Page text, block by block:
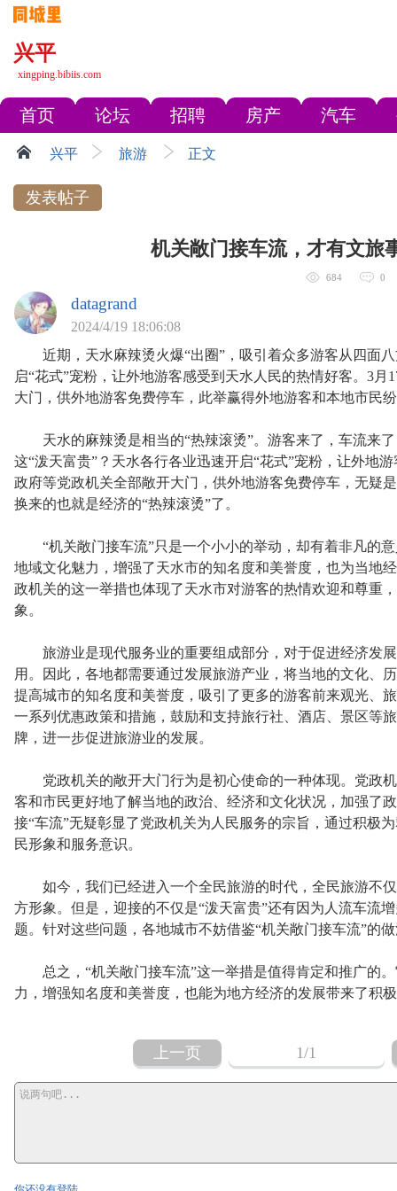
兴平
xingping.bibiis.com
首页 论坛 招聘 房产 汽车
兴平 旅游 正文
发表帖子
机关敞门接车流，才有文旅
684 0
datagrand
2024/4/19 18:06:08
近期，天水麻辣烫火爆“出圈”，吸引着众多游客从四面八
启“花式”宠粉，让外地游客感受到天水人民的热情好客。3
大门，供外地游客免费停车，此举赢得外地游客和本地市民
天水的麻辣烫是相当的“热辣滚烫”。游客来了，车流来了
这“泼天富贵”？天水各行各业迅速开启“花式”宠粉，让外地
政府等党政机关全部敞开大门，供外地游客免费停车，无疑
换来的也就是经济的“热辣滚烫”了。
“机关敞门接车流”只是一个小小的举动，却有着非凡的意
地域文化魅力，增强了天水市的知名度和美誉度，也为当地
政机关的这一举措也体现了天水市对游客的热情欢迎和尊重
象。
旅游业是现代服务业的重要组成部分，对于促进经济发
用。因此，各地都需要通过发展旅游产业，将当地的文化、
提高城市的知名度和美誉度，吸引了更多的游客前来观光、
一系列优惠政策和措施，鼓励和支持旅行社、酒店、景区等
牌，进一步促进旅游业的发展。
党政机关的敞开大门行为是初心使命的一种体现。党政
客和市民更好地了解当地的政治、经济和文化状况，加强了
接“车流”无疑彰显了党政机关为人民服务的宗旨，通过积极
民形象和服务意识。
如今，我们已经进入一个全民旅游的时代，全民旅游不
方形象。但是，迎接的不仅是“泼天富贵”还有因为人流车流
题。针对这些问题，各地城市不妨借鉴“机关敞门接车流”的
总之，“机关敞门接车流”这一举措是值得肯定和推广的。
力，增强知名度和美誉度，也能为地方经济的发展带来了积
上一页 1/1